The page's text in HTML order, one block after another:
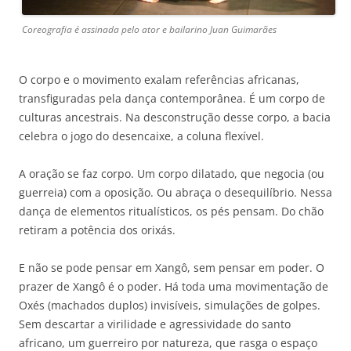
Coreografia é assinada pelo ator e bailarino Juan Guimarães
O corpo e o movimento exalam referências africanas,
transfiguradas pela dança contemporânea. É um corpo de
culturas ancestrais. Na desconstrução desse corpo, a bacia
celebra o jogo do desencaixe, a coluna flexível.
A oração se faz corpo. Um corpo dilatado, que negocia (ou
guerreia) com a oposição. Ou abraça o desequilíbrio. Nessa
dança de elementos ritualísticos, os pés pensam. Do chão
retiram a potência dos orixás.
E não se pode pensar em Xangô, sem pensar em poder. O
prazer de Xangô é o poder. Há toda uma movimentação de
Oxés (machados duplos) invisíveis, simulações de golpes.
Sem descartar a virilidade e agressividade do santo
africano, um guerreiro por natureza, que rasga o espaço